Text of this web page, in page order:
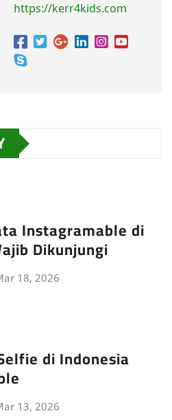
https://kerr4kids.com
Instagramable di
Dikunjungi
18, 2026
di Indonesia
13, 2026